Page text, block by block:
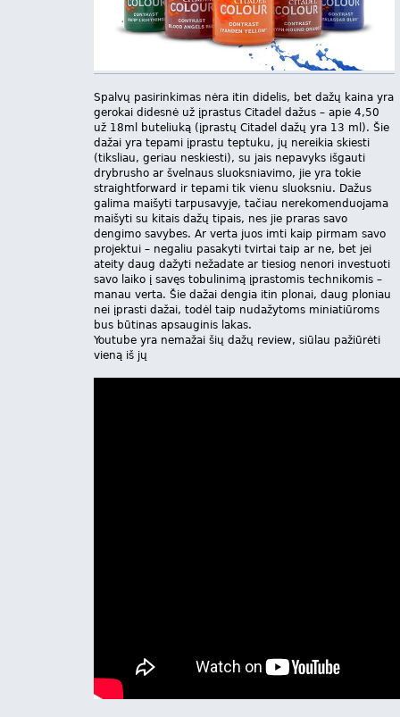
Spalvų pasirinkimas nėra itin didelis, bet dažų kaina yra
gerokai didesnė už įprastus Citadel dažus – apie 4,50
už 18ml buteliuką (įprastų Citadel dažų yra 13 ml). Šie
dažai yra tepami įprastu teptuku, jų nereikia skiesti
(tiksliau, geriau neskiesti), su jais nepavyks išgauti
drybrusho ar švelnaus sluoksniavimo, jie yra tokie
straightforward ir tepami tik vienu sluoksniu. Dažus
galima maišyti tarpusavyje, tačiau nerekomenduojama
maišyti su kitais dažų tipais, nes jie praras savo
dengimo savybes. Ar verta juos imti kaip pirmam savo
projektui – negaliu pasakyti tvirtai taip ar ne, bet jei
ateity daug dažyti nežadate ar tiesiog nenori investuoti
savo laiko į savęs tobulinimą įprastomis technikomis –
manau verta. Šie dažai dengia itin plonai, daug ploniau
nei įprasti dažai, todėl taip nudažytoms miniatiūroms
bus būtinas apsauginis lakas.
Youtube yra nemažai šių dažų review, siūlau pažiūrėti
vieną iš jų